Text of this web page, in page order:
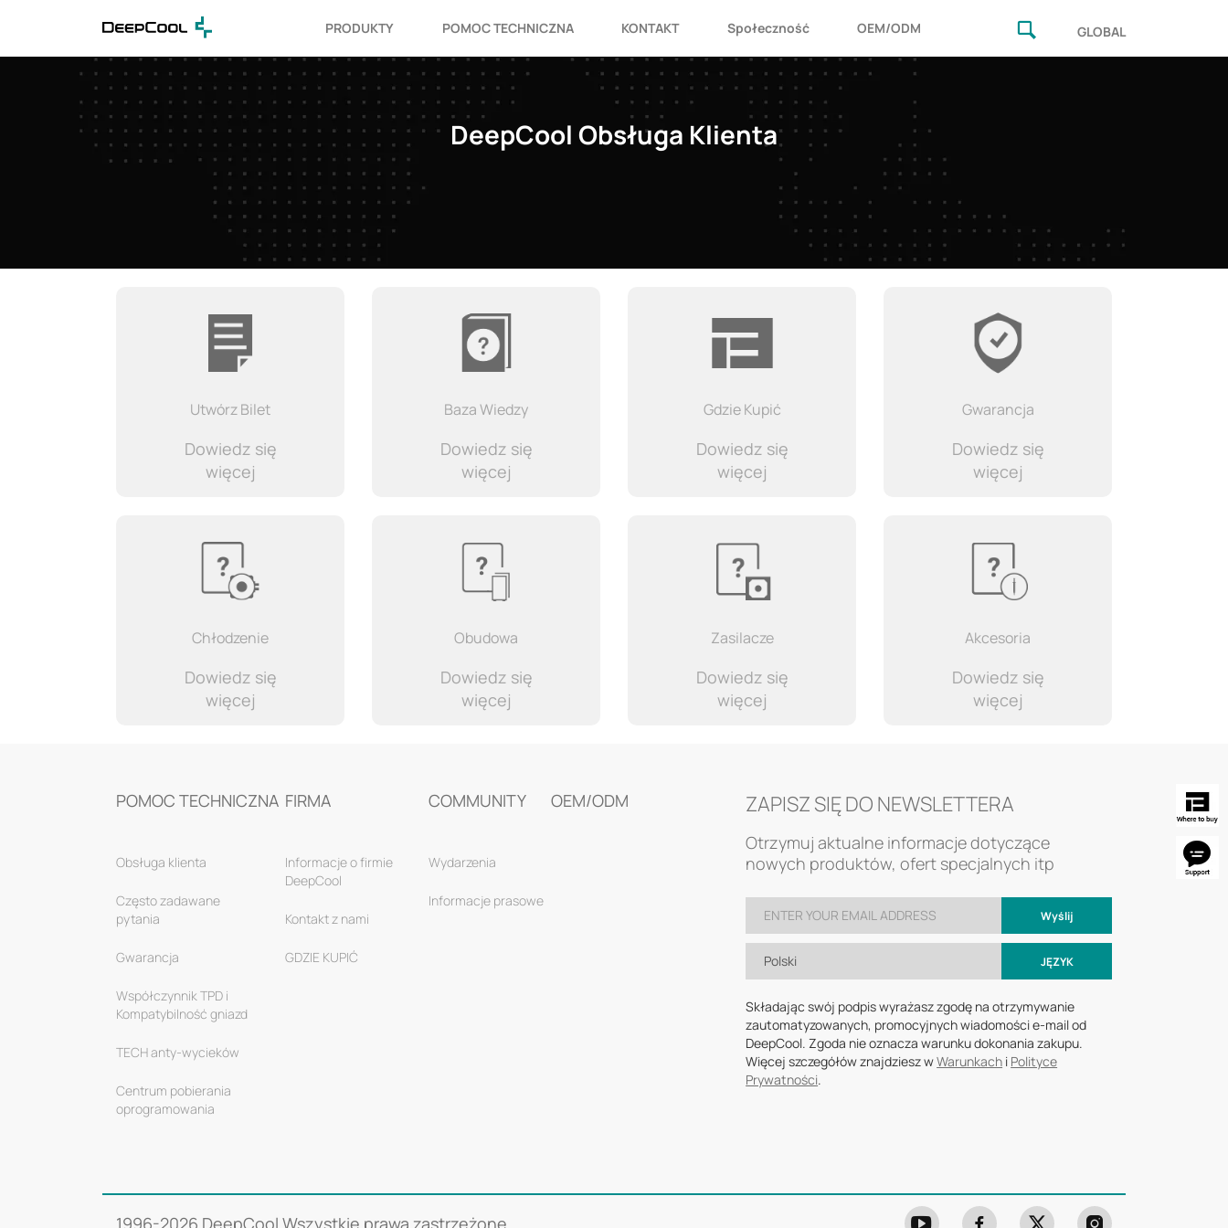
PRODUKTY POMOC TECHNICZNA KONTAKT Społeczność OEM/ODM GLOBAL
DeepCool Obsługa Klienta
Utwórz Bilet
Dowiedz się
więcej
Baza Wiedzy
Dowiedz się
więcej
Gdzie Kupić
Dowiedz się
więcej
Gwarancja
Dowiedz się
więcej
Chłodzenie
Dowiedz się
więcej
Obudowa
Dowiedz się
więcej
Zasilacze
Dowiedz się
więcej
Akcesoria
Dowiedz się
więcej
POMOC TECHNICZNA
Obsługa klienta
Często zadawane
pytania
Gwarancja
Współczynnik TPD i
Kompatybilność gniazd
TECH anty-wycieków
Centrum pobierania
oprogramowania
FIRMA
Informacje o firmie
DeepCool
Kontakt z nami
GDZIE KUPIĆ
COMMUNITY
Wydarzenia
Informacje prasowe
OEM/ODM ZAPISZ SIĘ DO NEWSLETTERA
Otrzymuj aktualne informacje dotyczące
nowych produktów, ofert specjalnych itp
Wyślij
Polski JĘZYK
Składając swój podpis wyrażasz zgodę na otrzymywanie
zautomatyzowanych, promocyjnych wiadomości e-mail od
DeepCool. Zgoda nie oznacza warunku dokonania zakupu.
Więcej szczegółów znajdziesz wWarunkach i Polityce
Prywatności.
1996-2026 DeepCool Wszystkie prawa zastrzeżone.